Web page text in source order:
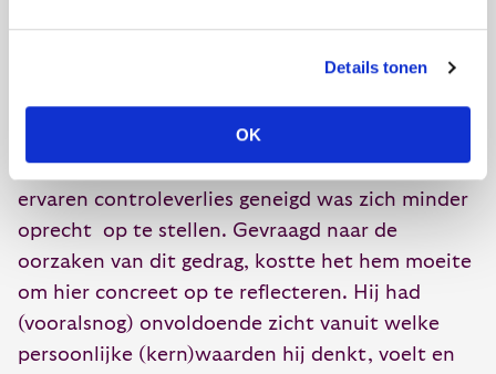
Details tonen
OK
oorzaken ervan vooral buiten zichzelf te
plaatsen. Door te confronteren, hem uit te
nodigen dit wel te doen en concreet feedback te
geven, kwam hij tot het inzicht dat hij bij
ervaren controleverlies geneigd was zich minder
oprecht op te stellen. Gevraagd naar de
oorzaken van dit gedrag, kostte het hem moeite
om hier concreet op te reflecteren. Hij had
(vooralsnog) onvoldoende zicht vanuit welke
persoonlijke (kern)waarden hij denkt, voelt en